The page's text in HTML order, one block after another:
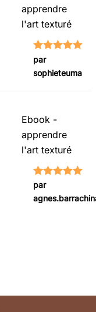
apprendre
l'art texturé
Note
5
par
sophieteuma
Ebook -
apprendre
l'art texturé
Note
5
par